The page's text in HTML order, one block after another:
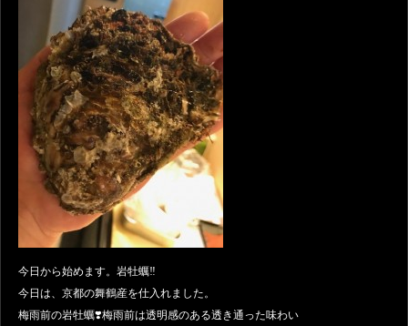
今日から始めます。岩牡蠣‼️
今日は、京都の舞鶴産を仕入れました。
梅雨前の岩牡蠣❣️梅雨前は透明感のある透き通った味わい